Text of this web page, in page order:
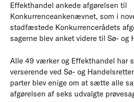
Effekthandel ankede afgørelsen til
Konkurrenceankenævnet, som i
stadfæstede Konkurrencerådets
sagerne blev anket videre til Sø- og
Alle 49 værker og Effekthandel har
verserende ved Sø- og
parter blev enige om at sætte alle
afgørelsen af seks udvalgte